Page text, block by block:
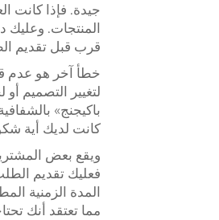
جيدة. فإذا كانت
المنتجات. وعليك
قرب قبل تقديم
خطأ آخر هو عدم
لتغيير التصميم
باكيجنج»
كانت لديك أية
ويقع بعض
فعليك تقديم
المدة الزمنية
مما تعتقد أنك